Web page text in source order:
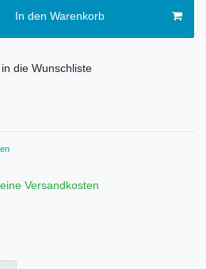
In den Warenkorb
die Wunschliste
Versandkosten